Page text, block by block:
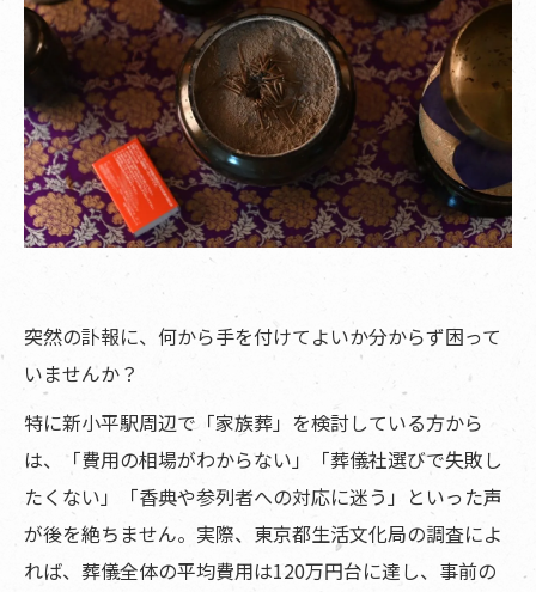
突然の訃報に、何から手を付けてよいか分からず困って
いませんか？
特に新小平駅周辺で「家族葬」を検討している方から
は、「費用の相場がわからない」「葬儀社選びで失敗し
たくない」「香典や参列者への対応に迷う」といった声
が後を絶ちません。実際、東京都生活文化局の調査によ
れば、葬儀全体の平均費用は120万円台に達し、事前の